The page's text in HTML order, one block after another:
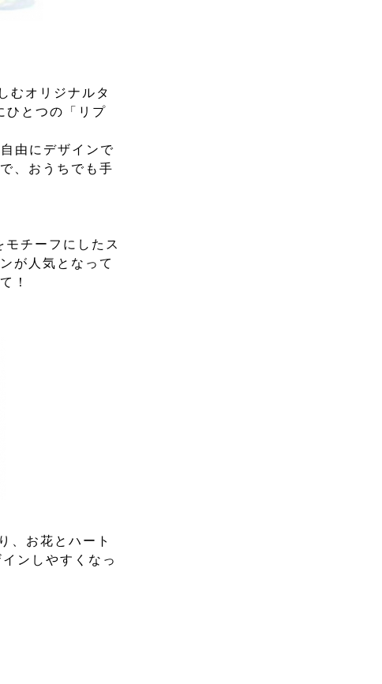
むオリジナルタ
ひとつの「リプ
由にデザインで
、おうちでも手
チーフにしたス
が人気となって
！
、お花とハート
ンしやすくなっ